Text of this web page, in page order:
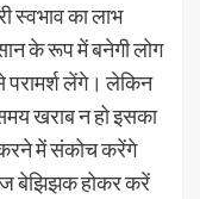
स्वभाव का लाभ
के रूप में बनेगी लोग
लेंगे। लेकिन
खराब न हो इसका
करने में संकोच करेंगे
बेझिझक होकर करें